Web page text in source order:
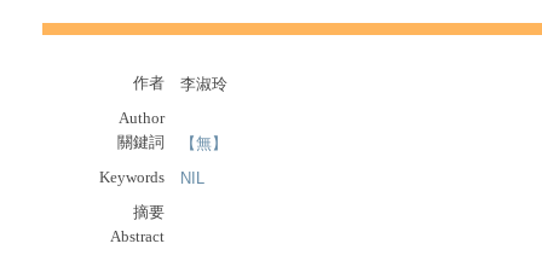
作者
李淑玲
Author
關鍵詞
【無】
Keywords
NIL
摘要
Abstract